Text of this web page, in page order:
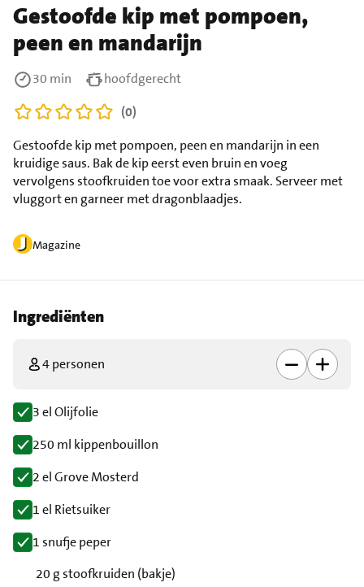
Gestoofde kip met pompoen,
peen en mandarijn
Magazine
Gestoofde kip met pompoen, peen en mandarijn in een
kruidige saus. Bak de kip eerst even bruin en voeg
vervolgens stoofkruiden toe voor extra smaak. Serveer met
vluggort en garneer met dragonblaadjes.
30 min
hoofdgerecht
(0)
Ingrediënten
4 personen
3 el Olijfolie
250 ml kippenbouillon
2 el Grove Mosterd
1 el Rietsuiker
1 snufje peper
20 g stoofkruiden (bakje)